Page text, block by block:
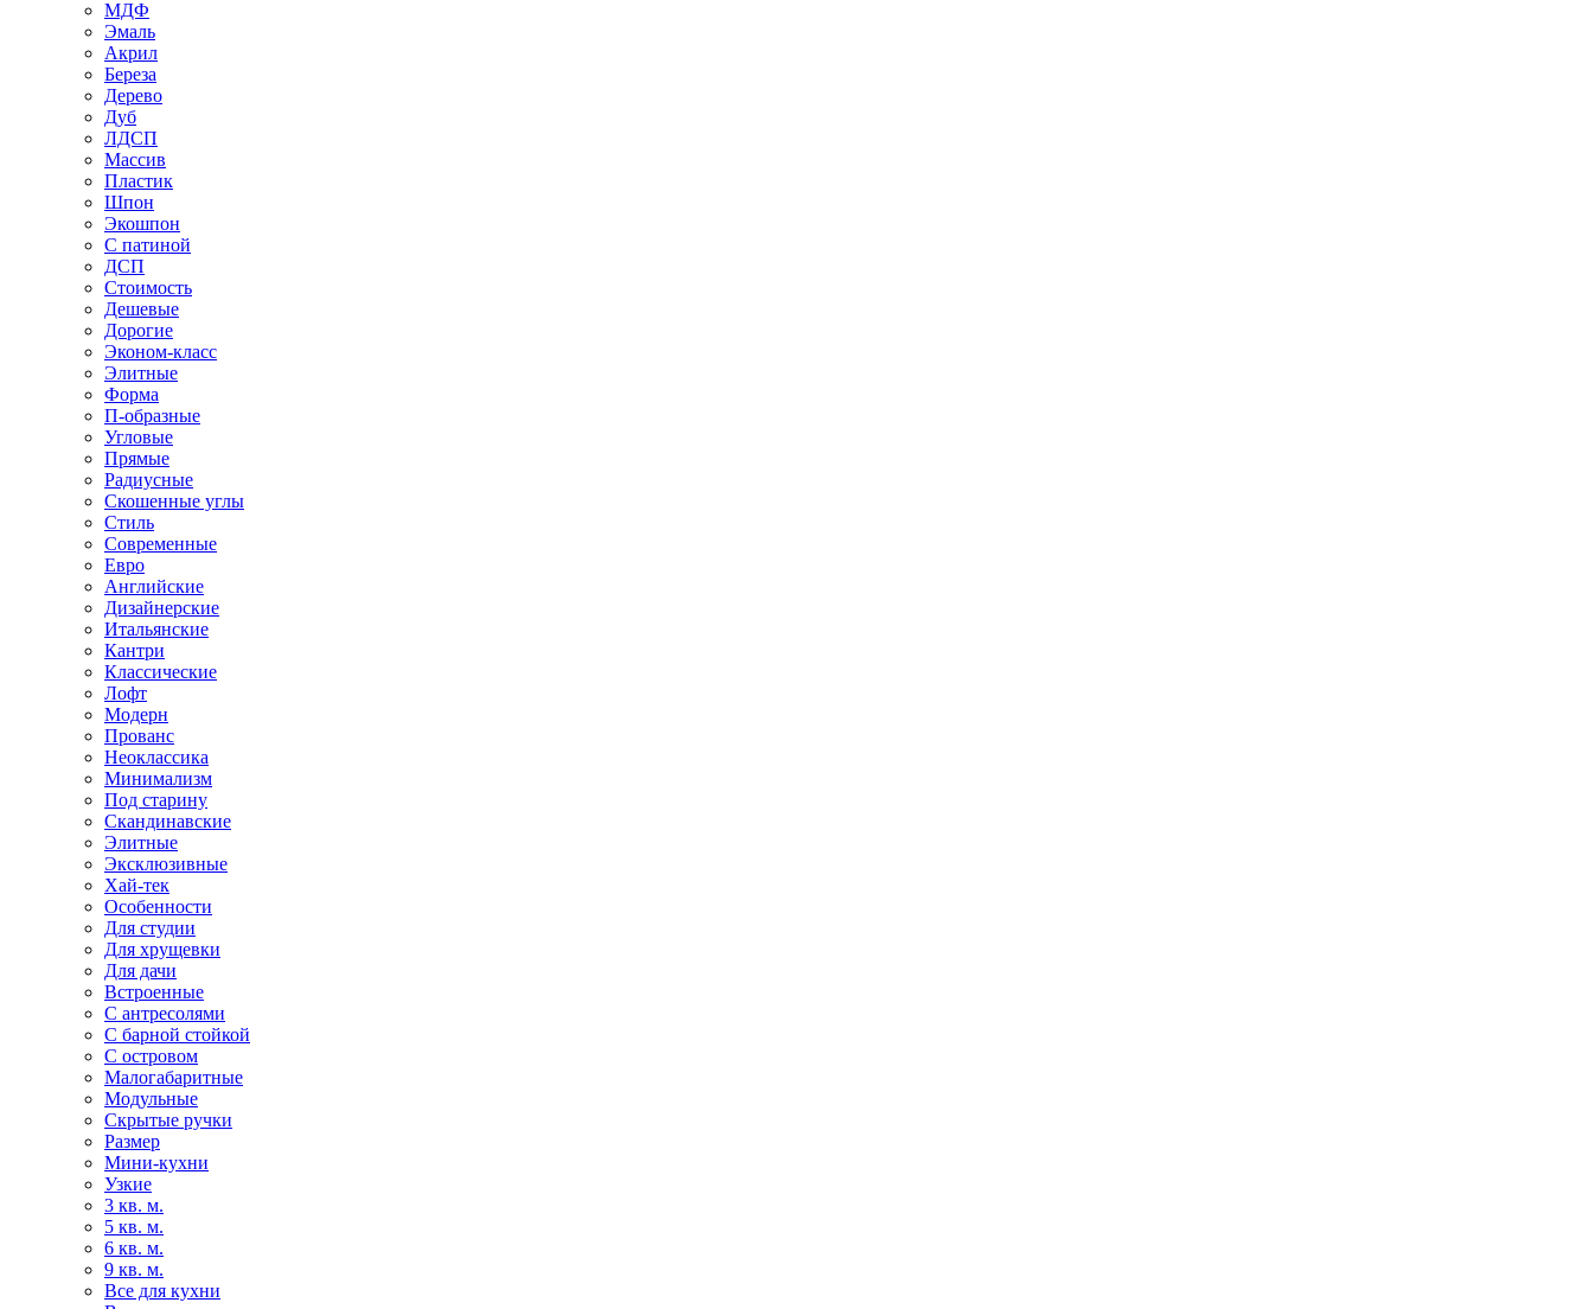
МДФ
Эмаль
Акрил
Береза
Дерево
Дуб
ЛДСП
Массив
Пластик
Шпон
Экошпон
С патиной
ДСП
Стоимость
Дешевые
Дорогие
Эконом-класс
Элитные
Форма
П-образные
Угловые
Прямые
Радиусные
Скошенные углы
Стиль
Современные
Евро
Английские
Дизайнерские
Итальянские
Кантри
Классические
Лофт
Модерн
Прованс
Неоклассика
Минимализм
Под старину
Скандинавские
Элитные
Эксклюзивные
Хай-тек
Особенности
Для студии
Для хрущевки
Для дачи
Встроенные
С антресолями
С барной стойкой
С островом
Малогабаритные
Модульные
Скрытые ручки
Размер
Мини-кухни
Узкие
3 кв. м.
5 кв. м.
6 кв. м.
9 кв. м.
Все для кухни